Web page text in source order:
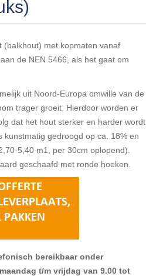
met kopmaten vanaf
de NEN 5466, als het gaat om
uit Noord-Europa omwille van de
trager groeit. Hierdoor worden er
dat het hout sterker en harder wordt
gedroogd op ca. 18% en
5,40 m1, per 30cm oplopend).
geschaafd met ronde hoeken.
bereikbaar onder
t/m vrijdag van 9.00 tot